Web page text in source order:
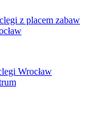
z placem zabaw
Wrocław